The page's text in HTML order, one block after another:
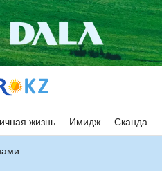
жизнь Имидж Скандалы